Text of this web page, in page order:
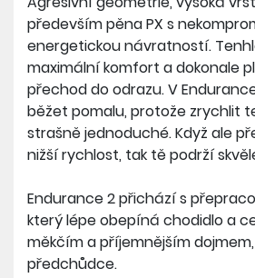
především pěna PX s
energetickou návratností.
maximální komfort a dokonale
přechod do odrazu. V
běžet pomalu, protože zrychlit
strašně jednoduché. Když ale
nižší rychlost, tak tě podrží
Endurance 2 přichází s
který lépe obepíná chodidlo a
měkčím a příjemnějším
předchůdce.